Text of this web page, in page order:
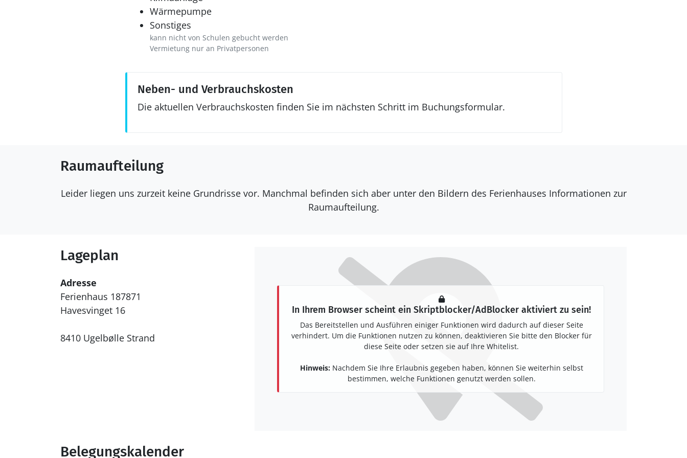
Wärmepumpe
Sonstiges
kann nicht von Schulen gebucht werden
Vermietung nur an Privatpersonen
Neben- und Verbrauchskosten
Die aktuellen Verbrauchskosten finden Sie im nächsten Schritt im Buchungsformular.
Raumaufteilung
Leider liegen uns zurzeit keine Grundrisse vor. Manchmal befinden sich aber unter den Bildern des Ferienhauses Informationen zur
Raumaufteilung.
Lageplan
Adresse
Ferienhaus 187871
Havesvinget 16
8410 Ugelbølle Strand
In Ihrem Browser scheint ein Skriptblocker/AdBlocker aktiviert zu sein!
Das Bereitstellen und Ausführen einiger Funktionen wird dadurch auf dieser Seite
verhindert. Um die Funktionen nutzen zu können, deaktivieren Sie bitte den Blocker für
diese Seite oder setzen sie auf Ihre Whitelist.
Hinweis:Nachdem Sie Ihre Erlaubnis gegeben haben, können Sie weiterhin selbst
bestimmen, welche Funktionen genutzt werden sollen.
Belegungskalender